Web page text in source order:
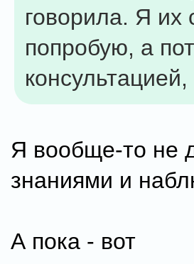
говорила. Я их
попробую, а
Я вообще-то не
знаниями и
А пока - вот